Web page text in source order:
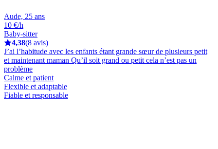
Aude, 25 ans
10 €/h
Baby-sitter
4,38(8 avis)
J’ai l’habitude avec les enfants étant grande sœur de plusieurs petit
et maintenant maman Qu’il soit grand ou petit cela n’est pas un
problème
Calme et patient
Flexible et adaptable
Fiable et responsable